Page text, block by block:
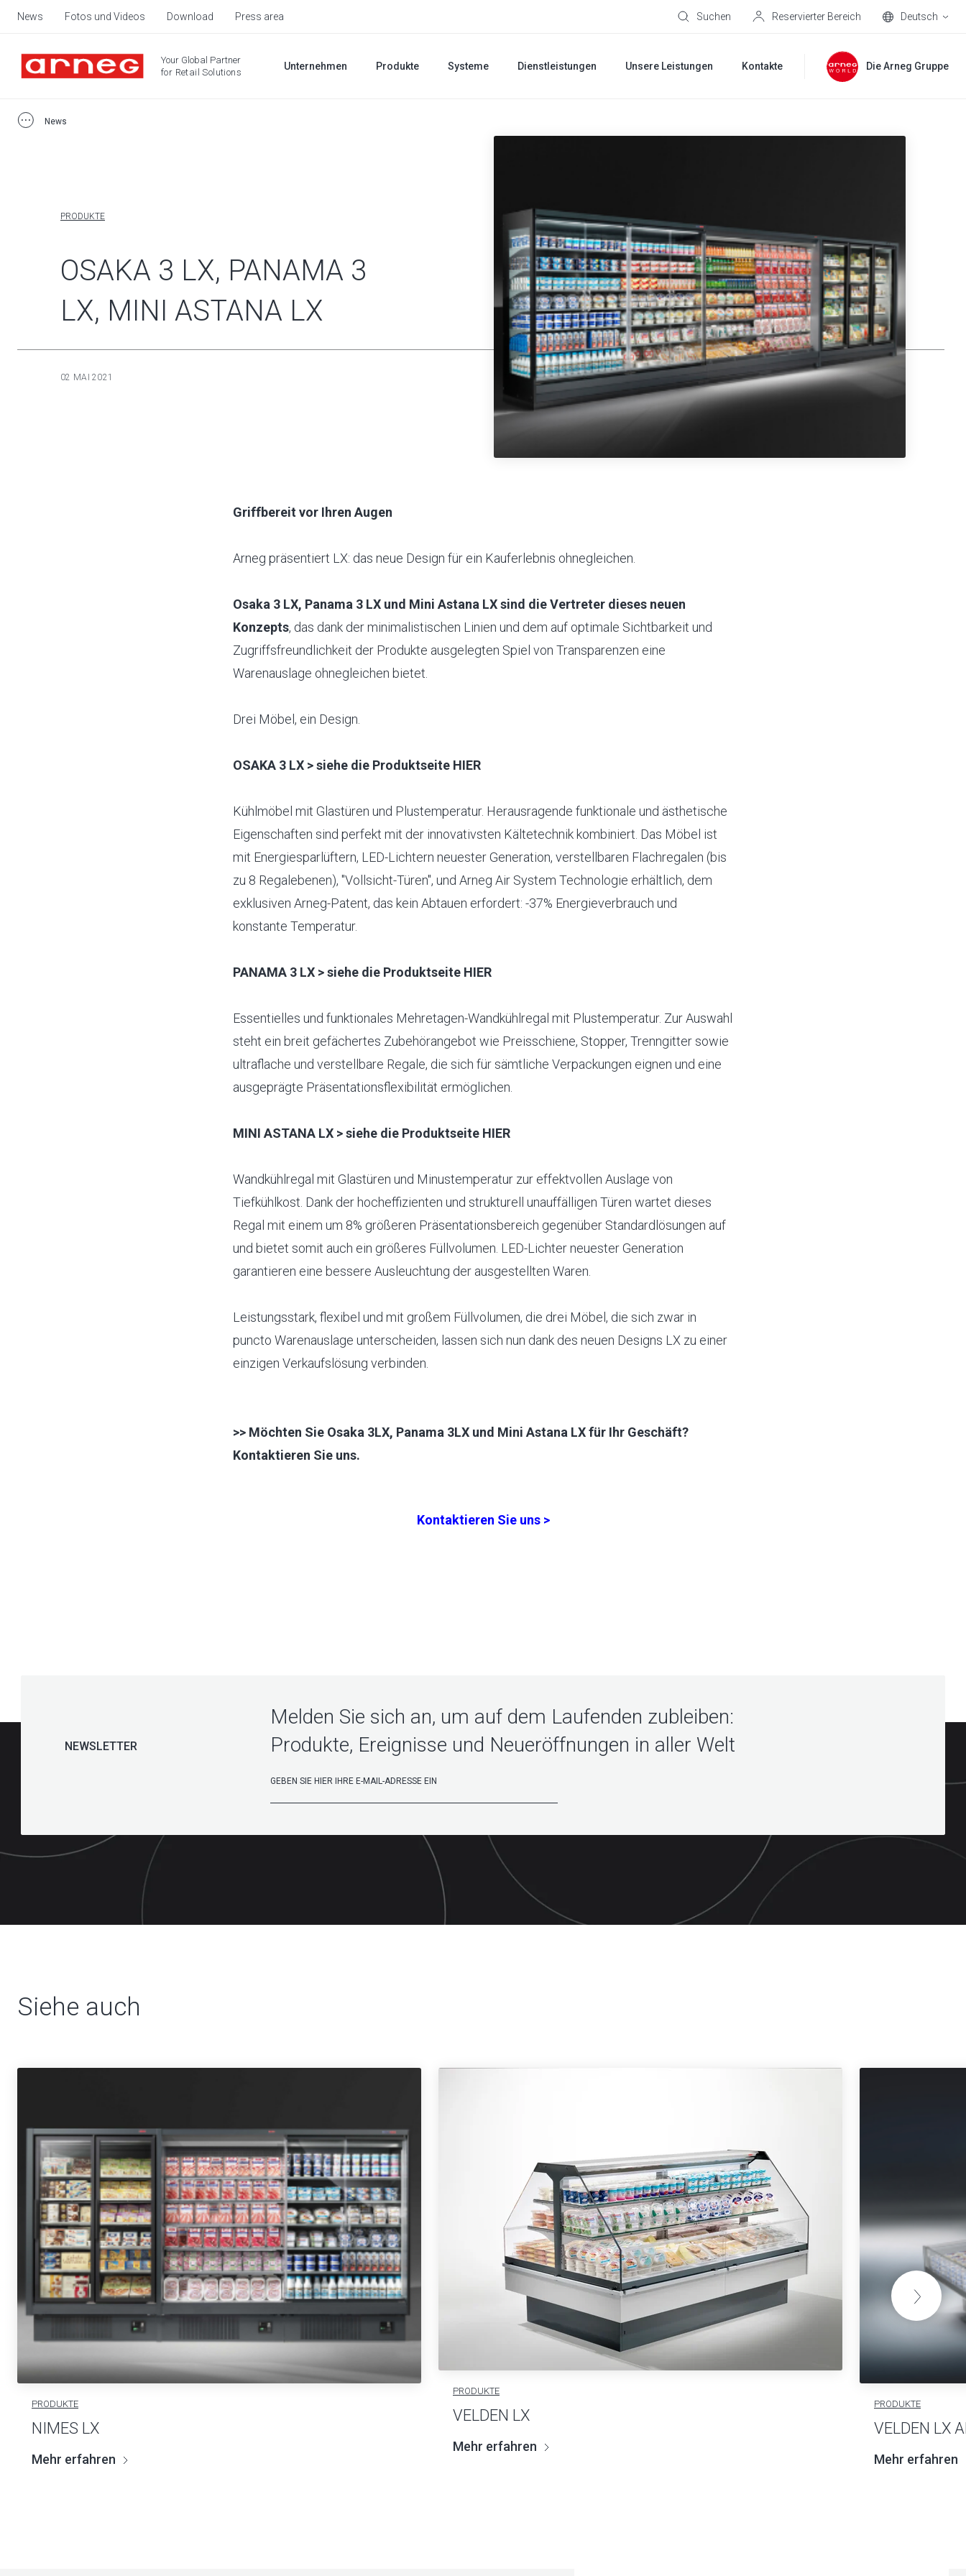
News Fotos und Videos Download Press area Suchen Reservierter Bereich Deutsch
Your Global Partner
for Retail Solutions
Unternehmen Produkte Systeme Dienstleistungen Unsere Leistungen Kontakte Die Arneg Gruppe
News
PRODUKTE
OSAKA 3 LX, PANAMA 3
LX, MINI ASTANA LX
02 MAI 2021
Griffbereit vor Ihren Augen
Arneg präsentiert LX: das neue Design für ein Kauferlebnis ohnegleichen.
Osaka 3 LX, Panama 3 LX und Mini Astana LX sind die Vertreter dieses neuen
Konzepts, das dank der minimalistischen Linien und dem auf optimale Sichtbarkeit und
Zugriffsfreundlichkeit der Produkte ausgelegten Spiel von Transparenzen eine
Warenauslage ohnegleichen bietet.
Drei Möbel, ein Design.
OSAKA 3 LX > siehe die Produktseite HIER
Kühlmöbel mit Glastüren und Plustemperatur. Herausragende funktionale und ästhetische
Eigenschaften sind perfekt mit der innovativsten Kältetechnik kombiniert. Das Möbel ist
mit Energiesparlüftern, LED-Lichtern neuester Generation, verstellbaren Flachregalen (bis
zu 8 Regalebenen), "Vollsicht-Türen", und Arneg Air System Technologie erhältlich, dem
exklusiven Arneg-Patent, das kein Abtauen erfordert: -37% Energieverbrauch und
konstante Temperatur.
PANAMA 3 LX > siehe die Produktseite HIER
Essentielles und funktionales Mehretagen-Wandkühlregal mit Plustemperatur. Zur Auswahl
steht ein breit gefächertes Zubehörangebot wie Preisschiene, Stopper, Trenngitter sowie
ultraflache und verstellbare Regale, die sich für sämtliche Verpackungen eignen und eine
ausgeprägte Präsentationsflexibilität ermöglichen.
MINI ASTANA LX > siehe die Produktseite HIER
Wandkühlregal mit Glastüren und Minustemperatur zur effektvollen Auslage von
Tiefkühlkost. Dank der hocheffizienten und strukturell unauffälligen Türen wartet dieses
Regal mit einem um 8% größeren Präsentationsbereich gegenüber Standardlösungen auf
und bietet somit auch ein größeres Füllvolumen. LED-Lichter neuester Generation
garantieren eine bessere Ausleuchtung der ausgestellten Waren.
Leistungsstark, flexibel und mit großem Füllvolumen, die drei Möbel, die sich zwar in
puncto Warenauslage unterscheiden, lassen sich nun dank des neuen Designs LX zu einer
einzigen Verkaufslösung verbinden.
>> Möchten Sie Osaka 3LX, Panama 3LX und Mini Astana LX für Ihr Geschäft?
Kontaktieren Sie uns.
Kontaktieren Sie uns >
NEWSLETTER
Melden Sie sich an, um auf dem Laufenden zubleiben:
Produkte, Ereignisse und Neueröffnungen in aller Welt
Siehe auch
PRODUKTE
NIMES LX
Mehr erfahren
PRODUKTE
VELDEN LX
Mehr erfahren
PRODUKTE
VELDEN LX
Mehr erfahren